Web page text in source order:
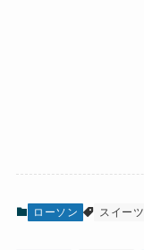
ローソン スイーツ